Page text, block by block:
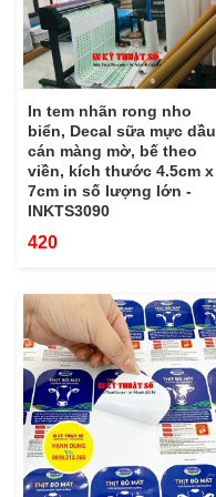
In tem nhãn rong nho
biển, Decal sữa mực dầu
cán màng mờ, bế theo
viền, kích thước 4.5cm x
7cm in số lượng lớn -
INKTS3090
420